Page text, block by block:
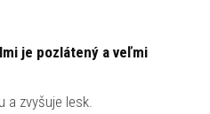
je pozlátený a veľmi
a zvyšuje lesk.